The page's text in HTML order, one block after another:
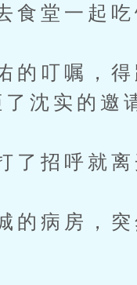
堂一起吃
叮嘱，得
沈实的邀
招呼就离
病房，突